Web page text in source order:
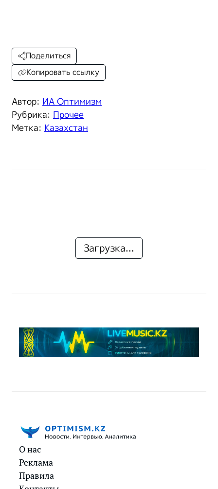
Автор: ИА Оптимизм
Рубрика: Прочее
Метка: Казахстан
Поделиться
Копировать ссылку
Загрузка...
О нас
Реклама
Правила